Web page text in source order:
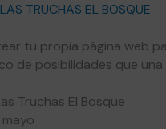
TRUCHAS EL BOSQUE
tu propia página web
de posibilidades que
Truchas El Bosque